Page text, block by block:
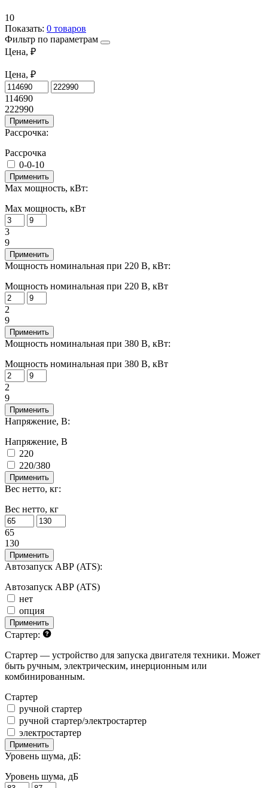
10
Показать: 0 товаров
Фильтр по параметрам
Цена, ₽
Цена, ₽
114690
222990
Применить
Рассрочка:
Рассрочка
0-0-10
Применить
Max мощность, кВт:
Max мощность, кВт
3
9
Применить
Мощность номинальная при 220 В, кВт:
Мощность номинальная при 220 В, кВт
2
9
Применить
Мощность номинальная при 380 В, кВт:
Мощность номинальная при 380 В, кВт
2
9
Применить
Напряжение, В:
Напряжение, В
220
220/380
Применить
Вес нетто, кг:
Вес нетто, кг
65
130
Применить
Автозапуск АВР (ATS):
Автозапуск АВР (ATS)
нет
опция
Применить
Стартер:
Стартер — устройство для запуска двигателя техники. Может
быть ручным, электрическим, инерционным или
комбинированным.
Стартер
ручной стартер
ручной стартер/электростартер
электростартер
Применить
Уровень шума, дБ:
Уровень шума, дБ